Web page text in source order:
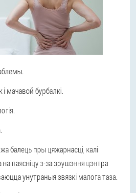
мачавой бурбалкі.
балець пры цяжарнасці, калі
паясніцу з-за зрушэння цэнтра
унутраныя звязкі малога таза.